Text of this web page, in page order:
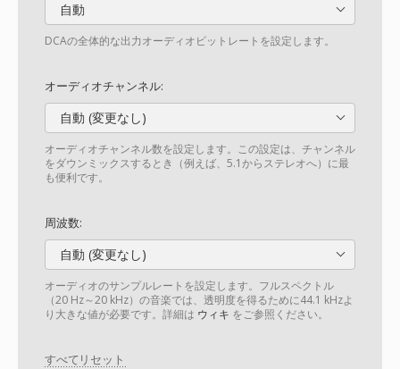
自動
DCAの全体的な出力オーディオビットレートを設定します。
オーディオチャンネル:
自動 (変更なし)
オーディオチャンネル数を設定します。この設定は、チャンネル
をダウンミックスするとき（例えば、5.1からステレオへ）に最
も便利です。
周波数:
自動 (変更なし)
オーディオのサンプルレートを設定します。フルスペクトル
（20 Hz～20 kHz）の音楽では、透明度を得るために44.1 kHzよ
り大きな値が必要です。詳細は ウィキ をご参照ください。
すべてリセット